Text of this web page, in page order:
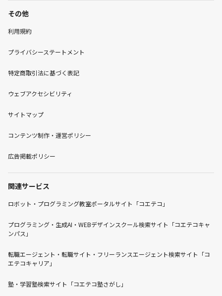
その他
利用規約
プライバシーステートメント
特定商取引法に基づく表記
ウェブアクセシビリティ
サイトマップ
コンテンツ制作・運営ポリシー
広告掲載ポリシー
関連サービス
ロボット・プログラミング教室ポータルサイト「コエテコ」
プログラミング・生成AI・WEBデザインスクール検索サイト「コエテコキャ
ンパス」
転職エージェント・転職サイト・フリーランスエージェント検索サイト「コ
エテコキャリア」
塾・学習塾検索サイト「コエテコ塾さがし」